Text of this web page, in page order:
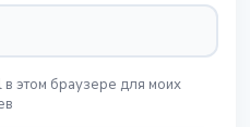
этом браузере для моих